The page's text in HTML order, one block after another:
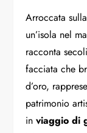
Arroccata
un’isola nel
racconta
facciata che
d’oro,
patrimonio
inviaggio di